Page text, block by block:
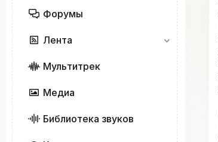
Форумы
Лента
Мультитрек
Медиа
Библиотека звуков